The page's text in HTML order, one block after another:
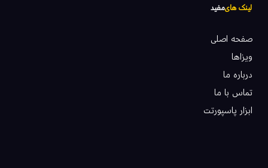
لینک هایمفید
صفحه اصلی
ویزاها
درباره ما
تماس با ما
ابزار پاسپورتت